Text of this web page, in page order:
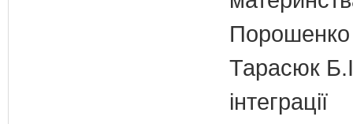
Порошенко
Тарасюк
інтеграції